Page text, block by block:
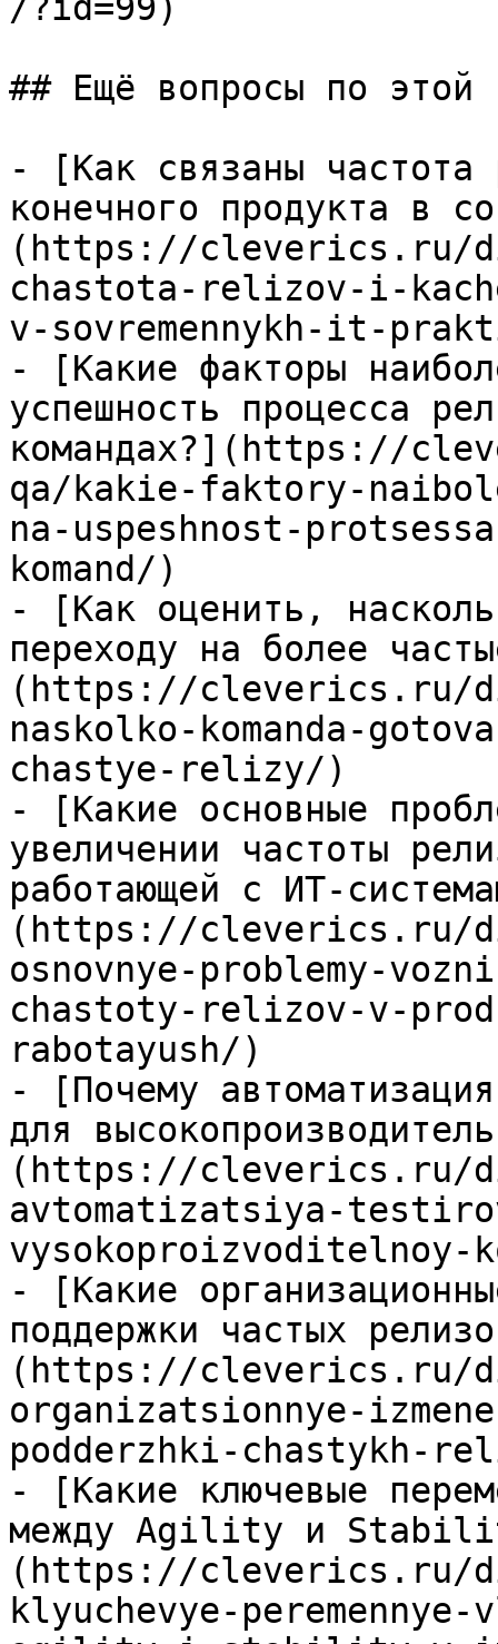
## Ещё вопросы по этой
- [Как связаны частота
конечного продукта в
(https://cleverics.ru/
chastota-relizov-i-
v-sovremennykh-it-
- [Какие факторы
успешность процесса
командах?](https://
qa/kakie-faktory-
na-uspeshnost-
komand/)
- [Как оценить,
переходу на более
(https://cleverics.ru/
naskolko-komanda-
chastye-relizy/)
- [Какие основные
увеличении частоты
работающей с ИТ-
(https://cleverics.ru/
osnovnye-problemy-
chastoty-relizov-v-
rabotayush/)
- [Почему
для
(https://cleverics.ru/
avtomatizatsiya-
vysokoproizvoditelnoy-
- [Какие
поддержки частых
(https://cleverics.ru/
organizatsionnye-
podderzhki-chastykh-
- [Какие ключевые
между Agility и
(https://cleverics.ru/
klyuchevye-